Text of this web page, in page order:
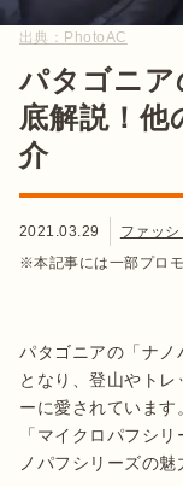
出典： PhotoAC
パタゴニ
底解説！他
介
2021.03.29
ファッシ
※本記事には一部プロ
パタゴニアの「ナ
となり、登山やト
ーに愛されていま
「マイクロパフシ
ノパフシリーズの魅